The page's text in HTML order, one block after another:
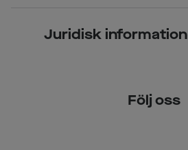
Kontaktlinser
Juridisk information
Följ oss